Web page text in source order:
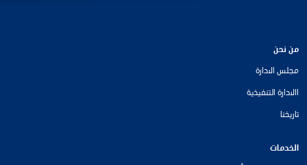
من نحن
مجلس الادارة
االادارة التنفيذية
تاريخنا
الخدمات